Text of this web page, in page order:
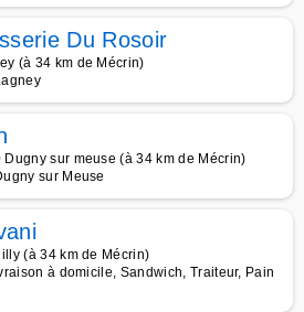
Du Rosoir
(à 34 km de Mécrin)
sur meuse (à 34 km de Mécrin)
sur Meuse
(à 34 km de Mécrin)
à domicile, Sandwich, Traiteur, Pain